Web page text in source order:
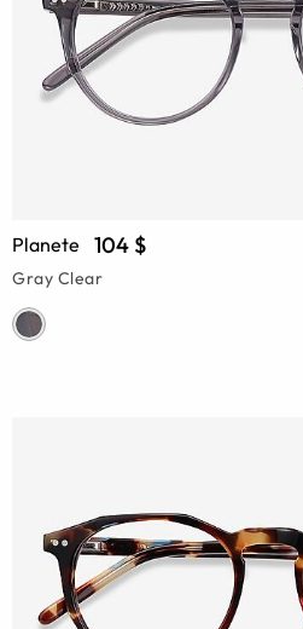
Planete 104 $
Gray Clear